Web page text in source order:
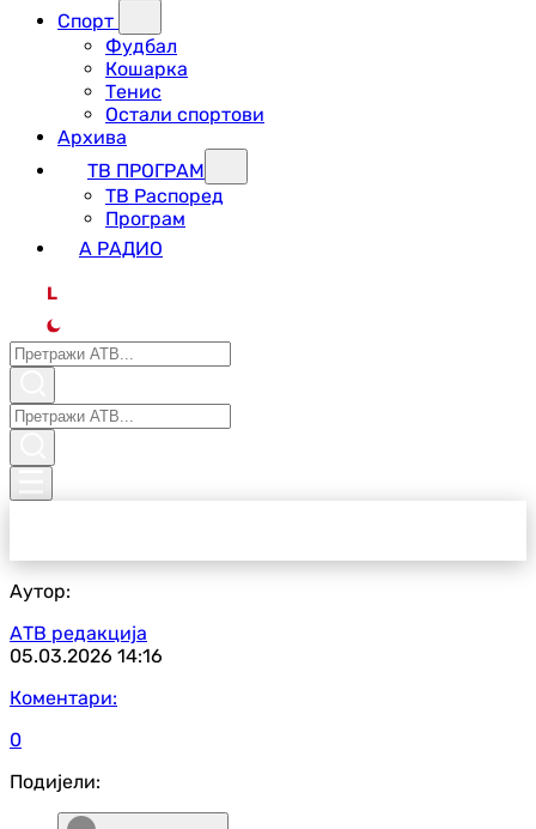
Спорт
Фудбал
Кошарка
Тенис
Остали спортови
Архива
ТВ ПРОГРАМ
ТВ Распоред
Програм
А РАДИО
L
Аутор:
АТВ редакција
05.03.2026 14:16
Коментари:
0
Подијели: